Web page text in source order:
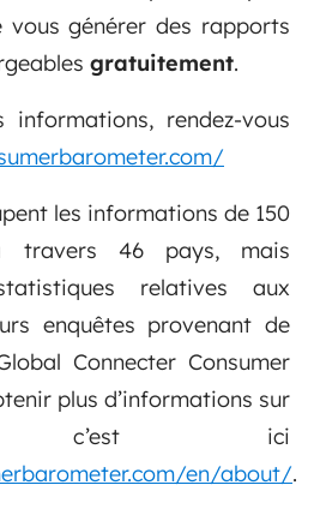
vous générer des rapports
gratuitement.
informations, rendez-vous
les informations de 150
travers 46 pays, mais
relatives aux
enquêtes provenant de
Connecter Consumer
plus d’informations sur
c’est ici
en/about/.